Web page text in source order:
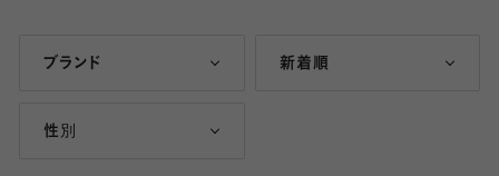
ブランド 新着順
性別